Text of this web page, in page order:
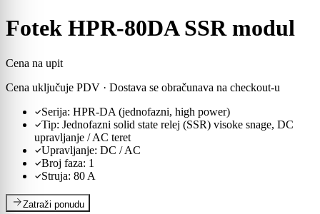
Fotek HPR-80DA SSR modul
Cena na upit
Cena uključuje PDV · Dostava se obračunava na checkout-u
Serija: HPR-DA (jednofazni, high power)
Tip: Jednofazni solid state relej (SSR) visoke snage, DC
upravljanje / AC teret
Upravljanje: DC / AC
Broj faza: 1
Struja: 80 A
Zatraži ponudu